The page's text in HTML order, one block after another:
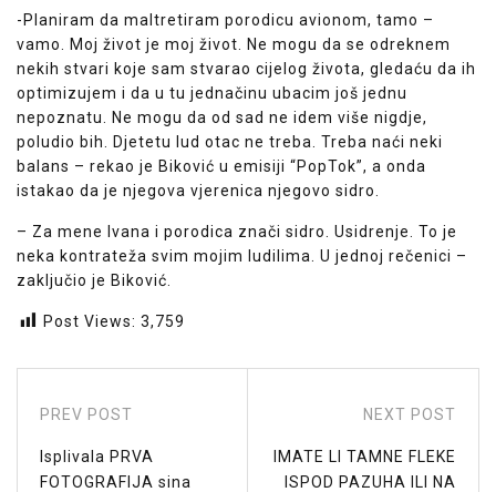
-Planiram da maltretiram porodicu avionom, tamo –
vamo. Moj život je moj život. Ne mogu da se odreknem
nekih stvari koje sam stvarao cijelog života, gledaću da ih
optimizujem i da u tu jednačinu ubacim još jednu
nepoznatu. Ne mogu da od sad ne idem više nigdje,
poludio bih. Djetetu lud otac ne treba. Treba naći neki
balans – rekao je Biković u emisiji “PopTok”, a onda
istakao da je njegova vjerenica njegovo sidro.
– Za mene Ivana i porodica znači sidro. Usidrenje. To je
neka kontrateža svim mojim ludilima. U jednoj rečenici –
zaključio je Biković.
Post Views: 3,759
PREV POST
Isplivala PRVA
FOTOGRAFIJA sina
NEXT POST
IMATE LI TAMNE FLEKE
ISPOD PAZUHA ILI NA